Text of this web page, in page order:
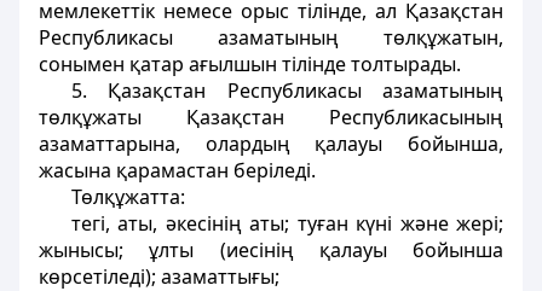
мемлекеттік немесе орыс тілінде, ал Қазақстан
Республикасы азаматының төлқұжатын,
сонымен қатар ағылшын тілінде толтырады.
5. Қазақстан Республикасы азаматының
төлқұжаты Қазақстан Республикасының
азаматтарына, олардың қалауы бойынша,
жасына қарамастан беріледі.
Төлқұжатта:
тегі, аты, әкесінің аты; туған күні және жері;
жынысы; ұлты (иесінің қалауы бойынша
көрсетіледі); азаматтығы;